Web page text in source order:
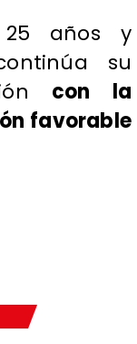
25 años y
su
con la
favorable